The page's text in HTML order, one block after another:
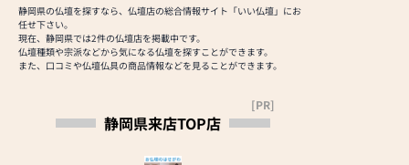
よう頑張って参りま
す。
【取扱品目】
牌の販売及びリフォ
30年満足保証付・
100％国産作り・3年
間の災害補償付を中
お届けさせて頂いた
全てのお仏壇に耐震
設置サービスを致し
静岡県の仏壇を探すなら、仏壇店の総合情報サイト「いい仏壇」にお
任せ下さい。
現在、静岡県では2件の仏壇店を掲載中です。
仏壇種類や宗派などから気になる仏壇を探すことができます。
また、口コミや仏壇仏具の商品情報などを見ることができます。
静岡県来店TOP店
[PR]